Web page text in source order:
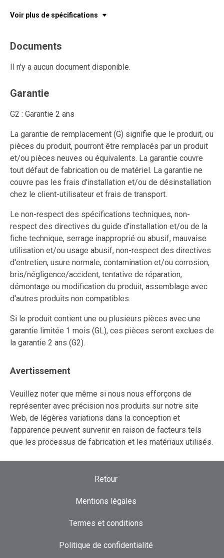
Voir plus de spécifications
Documents
Il n'y a aucun document disponible.
Garantie
G2 : Garantie 2 ans
La garantie de remplacement (G) signifie que le produit, ou
pièces du produit, pourront être remplacés par un produit
et/ou pièces neuves ou équivalents. La garantie couvre
tout défaut de fabrication ou de matériel. La garantie ne
couvre pas les frais d'installation et/ou de désinstallation
chez le client-utilisateur et frais de transport.
Le non-respect des spécifications techniques, non-
respect des directives du guide d'installation et/ou de la
fiche technique, serrage inapproprié ou abusif, mauvaise
utilisation et/ou usage abusif, non-respect des directives
d'entretien, usure normale, contamination et/ou corrosion,
bris/négligence/accident, tentative de réparation,
démontage ou modification du produit, assemblage avec
d'autres produits non compatibles.
Si le produit contient une ou plusieurs pièces avec une
garantie limitée 1 mois (GL), ces pièces seront exclues de
la garantie 2 ans (G2).
Avertissement
Veuillez noter que même si nous nous efforçons de
représenter avec précision nos produits sur notre site
Web, de légères variations dans la conception et
l'apparence peuvent survenir en raison de facteurs tels
que les processus de fabrication et les matériaux utilisés.
Retour
Mentions légales
Termes et conditions
Politique de confidentialité